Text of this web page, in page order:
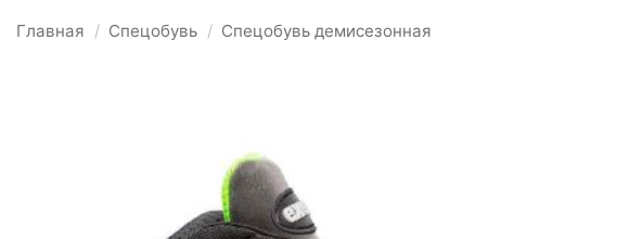
Главная / Спецобувь / Спецобувь демисезонная